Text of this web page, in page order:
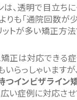
、透明で目立ちに
りも「通院回数が
ットが多い矯正方法
矯正は対応できる
いらっしゃいます
つインビザライン
い症例に対応させ